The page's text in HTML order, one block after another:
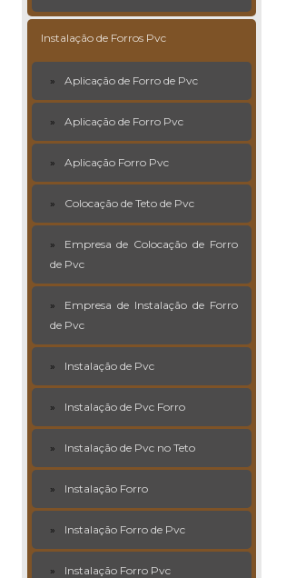
Instalação de Forros Pvc
Aplicação de Forro de Pvc
Aplicação de Forro Pvc
Aplicação Forro Pvc
Colocação de Teto de Pvc
Empresa de Colocação de Forro
de Pvc
Empresa de Instalação de Forro
de Pvc
Instalação de Pvc
Instalação de Pvc Forro
Instalação de Pvc no Teto
Instalação Forro
Instalação Forro de Pvc
Instalação Forro Pvc